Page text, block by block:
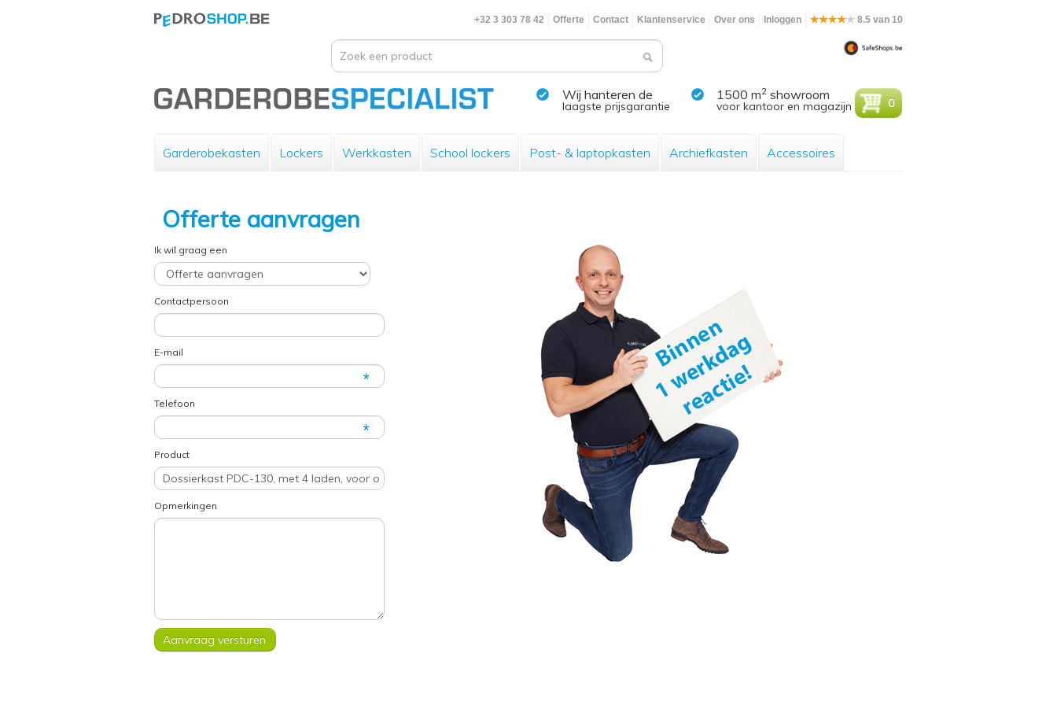
+32 3 303 78 42 Offerte Contact Klantenservice Over ons Inloggen 8.5 van 10
Wij hanteren de
laagste prijsgarantie
1500 m2 showroom
voor kantoor en magazijn 0
Garderobekasten Lockers Werkkasten School lockers Post- & laptopkasten Archiefkasten Accessoires
Offerte aanvragen
Ik wil graag een
Contactpersoon
E-mail
Telefoon
Product
Opmerkingen